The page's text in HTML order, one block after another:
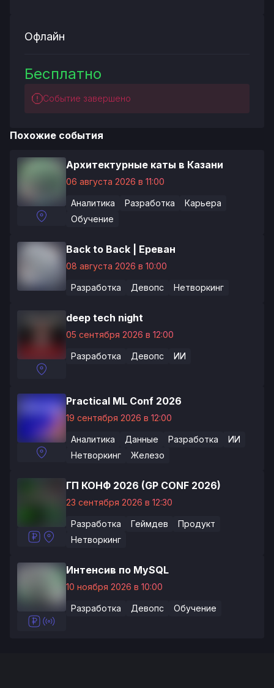
Офлайн
Бесплатно
Событие завершено
Похожие события
Архитектурные каты в Казани
06 августа 2026 в 11:00
Аналитика Разработка
Карьера
Обучение
Back to Back | Ереван
08 августа 2026 в 10:00
Разработка Девопс Нетворкинг
deep tech night
05 сентября 2026 в 12:00
Разработка Девопс ИИ
Practical ML Conf 2026
19 сентября 2026 в 12:00
Аналитика Данные Разработка
ИИ
Нетворкинг
Железо
ГП КОНФ 2026 (GP CONF 2026)
23 сентября 2026 в 12:30
Разработка Геймдев
Продукт
Нетворкинг
Интенсив по MySQL
10 ноября 2026 в 10:00
Разработка Девопс Обучение